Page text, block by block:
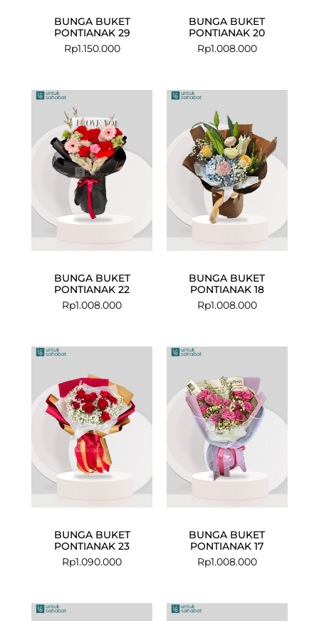
BUNGA BUKET
PONTIANAK 29
Rp1.150.000
BUNGA BUKET
PONTIANAK 20
Rp1.008.000
BUNGA BUKET
PONTIANAK 22
Rp1.008.000
BUNGA BUKET
PONTIANAK 18
Rp1.008.000
BUNGA BUKET
PONTIANAK 23
Rp1.090.000
BUNGA BUKET
PONTIANAK 17
Rp1.008.000